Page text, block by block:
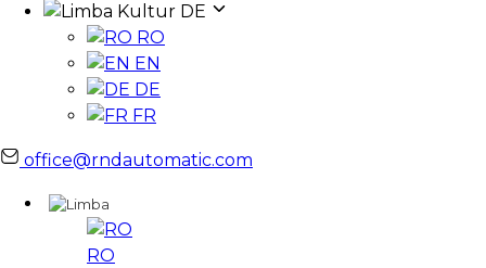
Kultur DE
RO
EN
DE
FR
office@rndautomatic.com
RO